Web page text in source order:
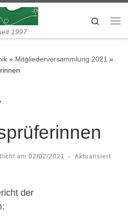
1997
Search
» Mitgliederversammlung 2021 »
am 02/02/2021 -
Aktualisiert
der